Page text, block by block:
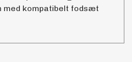
med kompatibelt fodsæt